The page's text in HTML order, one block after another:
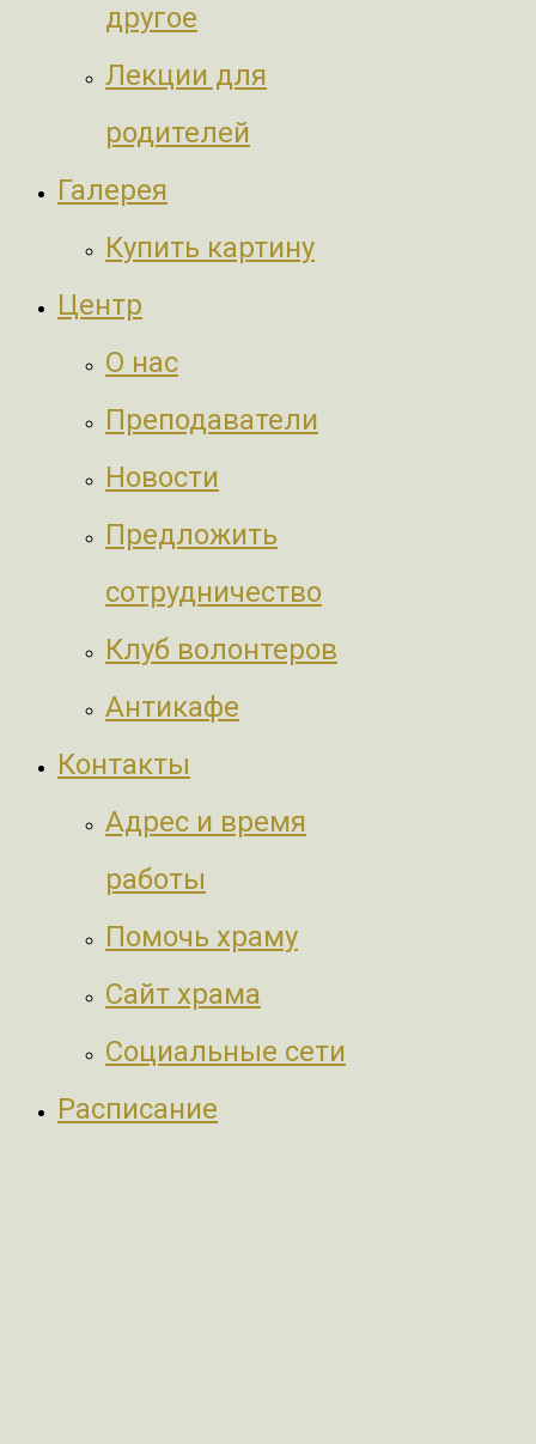
другое
Лекции для
родителей
Галерея
Купить картину
Центр
О нас
Преподаватели
Новости
Предложить
сотрудничество
Клуб волонтеров
Антикафе
Контакты
Адрес и время
работы
Помочь храму
Сайт храма
Социальные сети
Расписание